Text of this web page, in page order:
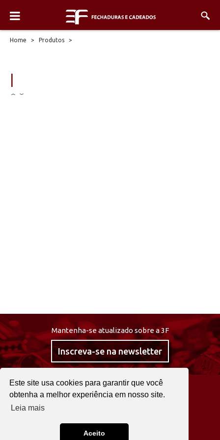
Este site usa cookies para garantir que você
obtenha a melhor experiência em nosso site.
Leia mais
Aceito
Home > Produtos >
Mantenha-se atualizado sobre a 3F
Inscreva-se na newsletter
@curta3f